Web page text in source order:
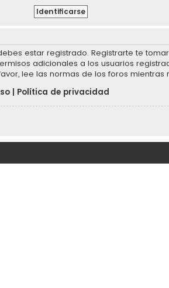
estar registrado. Registrarte te
adicionales a los usuarios
lee las normas de los foros mientras
Política de privacidad